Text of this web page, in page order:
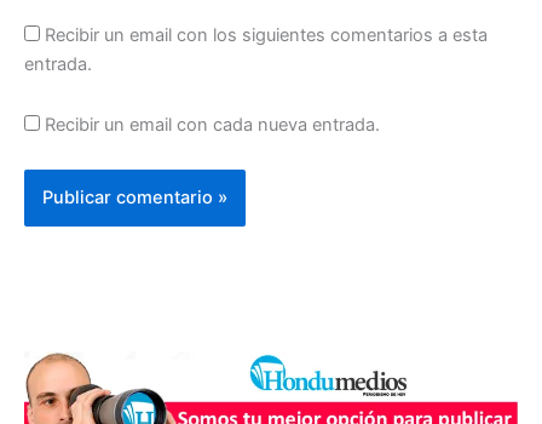
Recibir un email con los siguientes comentarios a esta
entrada.
Recibir un email con cada nueva entrada.